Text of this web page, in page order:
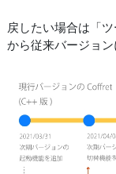
戻したい場合は「
から従来バージョン